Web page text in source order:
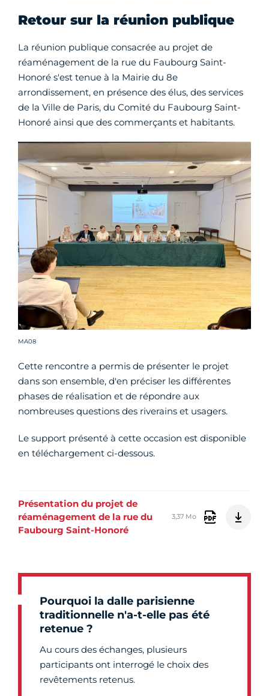
Retour sur la réunion publique
La réunion publique consacrée au projet de
réaménagement de la rue du Faubourg Saint-
Honoré s'est tenue à la Mairie du 8e
arrondissement, en présence des élus, des services
de la Ville de Paris, du Comité du Faubourg Saint-
Honoré ainsi que des commerçants et habitants.
Crédit photo :
MA08
Cette rencontre a permis de présenter le projet
dans son ensemble, d'en préciser les différentes
phases de réalisation et de répondre aux
nombreuses questions des riverains et usagers.
Le support présenté à cette occasion est disponible
en téléchargement ci-dessous.
Présentation du projet de
réaménagement de la rue du
Faubourg Saint-Honoré
3,37 Mo
Pourquoi la dalle parisienne
traditionnelle n'a-t-elle pas été
retenue ?
Au cours des échanges, plusieurs
participants ont interrogé le choix des
revêtements retenus.